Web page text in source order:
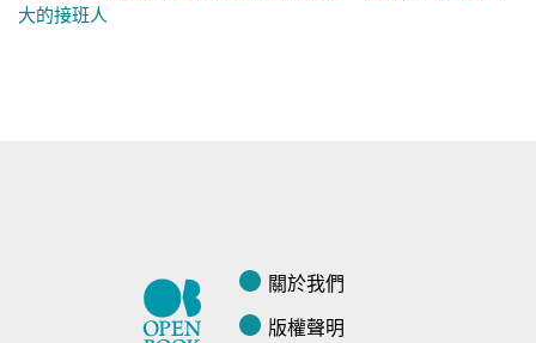
大的接班人
關於我們
版權聲明